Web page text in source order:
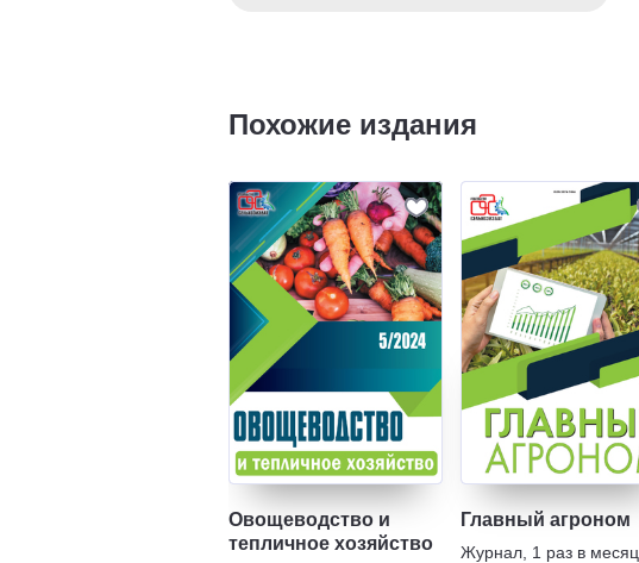
Похожие издания
Овощеводство и
тепличное хозяйство
Главный агроном
Журнал 1 раз в месяц